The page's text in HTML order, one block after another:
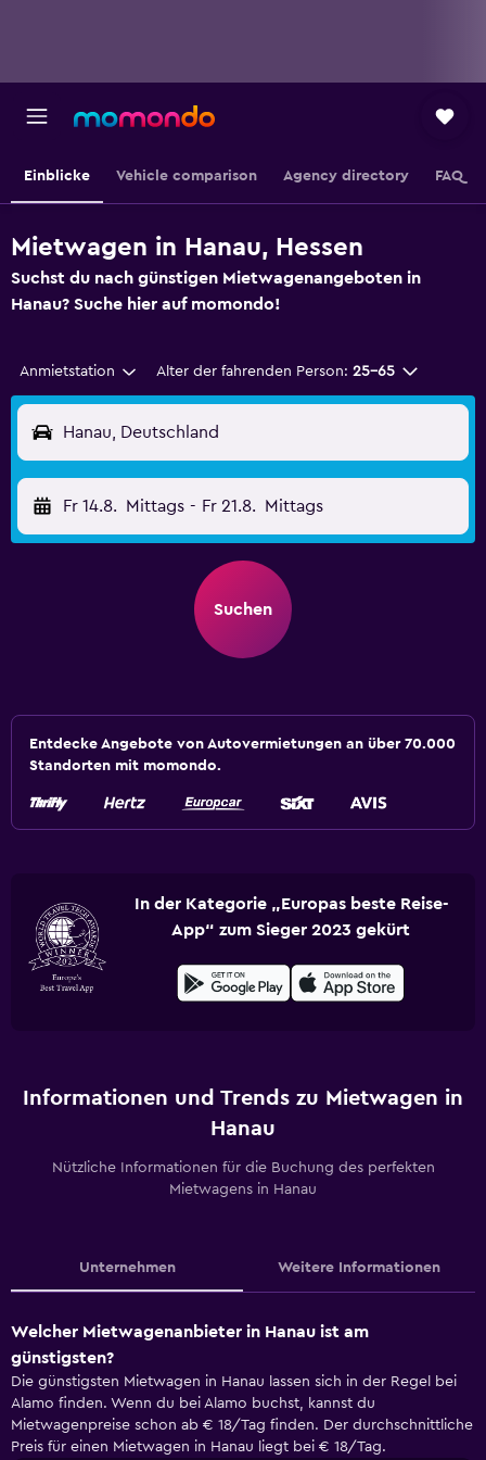
Einblicke Vehicle comparison Agency directory FAQ
Mietwagen in Hanau, Hessen
Suchst du nach günstigen Mietwagenangeboten in
Hanau? Suche hier auf momondo!
Anmietstation Alter der fahrenden Person: 25-65
Hanau, Deutschland
Fr 14.8. Mittags - Fr 21.8. Mittags
Suchen
Entdecke Angebote von Autovermietungen an über 70.000
Standorten mit momondo.
In der Kategorie „Europas beste Reise-
App“ zum Sieger 2023 gekürt
Informationen und Trends zu Mietwagen in
Hanau
Nützliche Informationen für die Buchung des perfekten
Mietwagens in Hanau
Unternehmen Weitere Informationen
Welcher Mietwagenanbieter in Hanau ist am
günstigsten?
Die günstigsten Mietwagen in Hanau lassen sich in der Regel bei
Alamo finden. Wenn du bei Alamo buchst, kannst du
Mietwagenpreise schon ab € 18/Tag finden. Der durchschnittliche
Preis für einen Mietwagen in Hanau liegt bei € 18/Tag.